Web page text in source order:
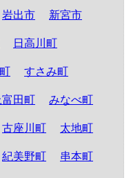
岩出市 新宮市
日高川町
すさみ町
富田町 みなべ町
古座川町 太地町
紀美野町 串本町